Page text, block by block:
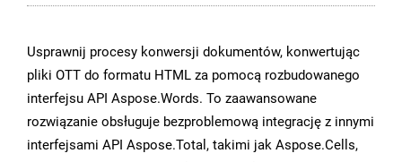
Usprawnij procesy konwersji dokumentów, konwertując
pliki OTT do formatu HTML za pomocą rozbudowanego
interfejsu API Aspose.Words. To zaawansowane
rozwiązanie obsługuje bezproblemową integrację z innymi
interfejsami API Aspose.Total, takimi jak Aspose.Cells,